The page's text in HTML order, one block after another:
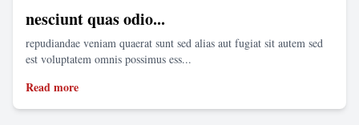
nesciunt quas odio...
repudiandae veniam quaerat sunt sed alias aut fugiat sit autem sed
est voluptatem omnis possimus ess...
Read more